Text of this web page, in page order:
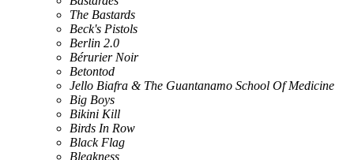
The Bastards
Beck's Pistols
Berlin 2.0
Bérurier Noir
Betontod
Jello Biafra & The Guantanamo School Of Medicine
Big Boys
Bikini Kill
Birds In Row
Black Flag
Bleakness